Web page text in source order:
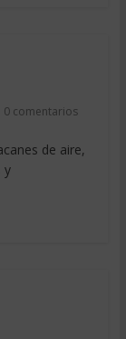
0 comentarios
de aire,
y